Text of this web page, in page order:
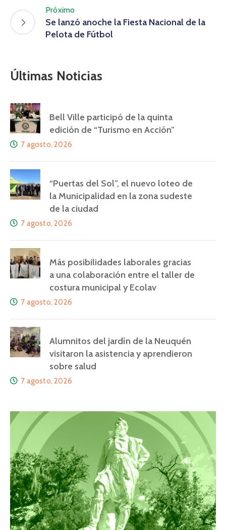
Próximo
Se lanzó anoche la Fiesta Nacional de la
Pelota de Fútbol
Últimas Noticias
Bell Ville participó de la quinta
edición de “Turismo en Acción”
7 agosto, 2026
“Puertas del Sol”, el nuevo loteo de
la Municipalidad en la zona sudeste
de la ciudad
7 agosto, 2026
Más posibilidades laborales gracias
a una colaboración entre el taller de
costura municipal y Ecolav
7 agosto, 2026
Alumnitos del jardín de la Neuquén
visitaron la asistencia y aprendieron
sobre salud
7 agosto, 2026